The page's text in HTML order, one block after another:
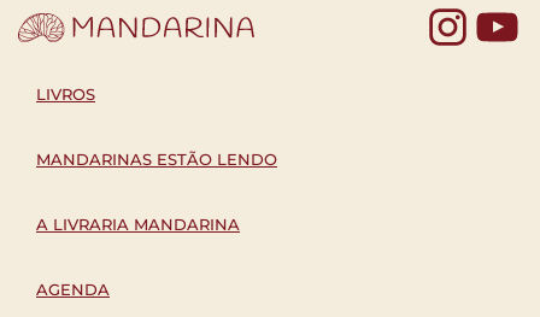
LIVROS
MANDARINAS ESTÃO LENDO
A LIVRARIA MANDARINA
AGENDA